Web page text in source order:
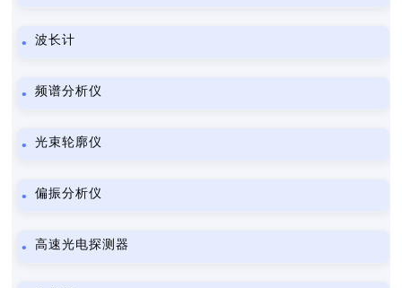
波长计
频谱分析仪
光束轮廓仪
偏振分析仪
高速光电探测器